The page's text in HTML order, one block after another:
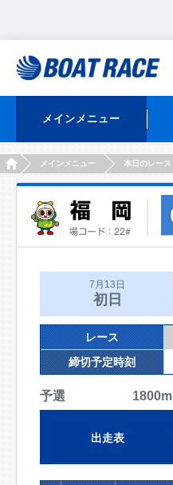
メインメニュー
HOMEメインメニュー 本日のレース
7月13日
初日
レース
締切予定時刻
予選 1800m
出走表